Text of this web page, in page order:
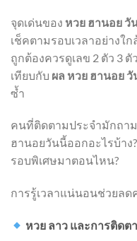
จุดเด่นของ หวย ฮานอย วั
เช็คตามรอบเวลาอย่างใก
ถูกต้องควรดูเลข 2 ตัว 3
เทียบกับ ผล หวย ฮานอย วั
ซ้ำ
คนที่ติดตามประจำมักถา
ฮานอยวันนี้ออกอะไรบ้าง?
รอบพิเศษมาตอนไหน?
การรู้เวลาแน่นอนช่วยล
หวย ลาว และการติด